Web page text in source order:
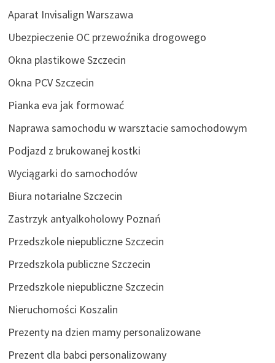
Aparat Invisalign Warszawa
Ubezpieczenie OC przewoźnika drogowego
Okna plastikowe Szczecin
Okna PCV Szczecin
Pianka eva jak formować
Naprawa samochodu w warsztacie samochodowym
Podjazd z brukowanej kostki
Wyciągarki do samochodów
Biura notarialne Szczecin
Zastrzyk antyalkoholowy Poznań
Przedszkole niepubliczne Szczecin
Przedszkola publiczne Szczecin
Przedszkole niepubliczne Szczecin
Nieruchomości Koszalin
Prezenty na dzien mamy personalizowane
Prezent dla babci personalizowany